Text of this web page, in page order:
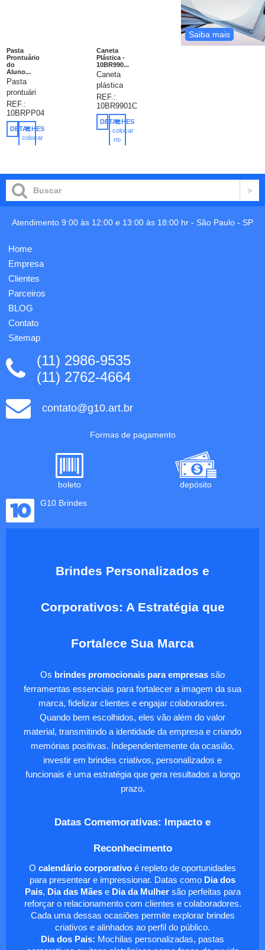
Pasta
Prontuário
do
Aluno...
Pasta
prontuário
do
aluno,
confeccionada
em
papel
impressão
em 1
cor,
faca,
colagem,
medidas:
25,5x
36cm
(fechada).
REF.:
10BRPP04
DETALHES
colocar
Caneta
Plástica -
10BR990...
Caneta
plástica
branca
com
detalhes
coloridos.
Possui
aciona
clique.
em 1
REF.:
10BR9901C
DETALHES
colocar
no
Saiba mais
Atendimento 9:00 às 12:00 e 13:00 às 18:00 hr - São Paulo - SP
Home
Empresa
Clientes
Parceiros
BLOG
Contato
Sitemap
(11) 2986-9535
(11) 2762-4664
contato@g10.art.br
Formas de pagamento
boleto
depósito
G10 Brindes
Brindes Personalizados e
Corporativos: A Estratégia que
Fortalece Sua Marca
Os brindes promocionais para empresas são
ferramentas essenciais para fortalecer a imagem da sua
marca, fidelizar clientes e engajar colaboradores.
Quando bem escolhidos, eles vão além do valor
material, transmitindo a identidade da empresa e criando
memórias positivas. Independentemente da ocasião,
investir em brindes criativos, personalizados e
funcionais é uma estratégia que gera resultados a longo
prazo.
Datas Comemorativas: Impacto e
Reconhecimento
O calendário corporativo é repleto de oportunidades
para presentear e impressionar. Datas como Dia dos
Pais, Dia das Mãese Dia da Mulhersão perfeitas para
reforçar o relacionamento com clientes e colaboradores.
Cada uma dessas ocasiões permite explorar brindes
criativos e alinhados ao perfil do público.
Dia dos Pais: Mochilas personalizadas, pastas